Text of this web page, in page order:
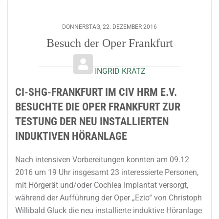
DONNERSTAG, 22. DEZEMBER 2016
Besuch der Oper Frankfurt
INGRID KRATZ
CI-SHG-FRANKFURT IM CIV HRM E.V.
BESUCHTE DIE OPER FRANKFURT ZUR
TESTUNG DER NEU INSTALLIERTEN
INDUKTIVEN HÖRANLAGE
Nach intensiven Vorbereitungen konnten am 09.12
2016 um 19 Uhr insgesamt 23 interessierte Personen,
mit Hörgerät und/oder Cochlea Implantat versorgt,
während der Aufführung der Oper „Ezio“ von Christoph
Willibald Gluck die neu installierte induktive Höranlage